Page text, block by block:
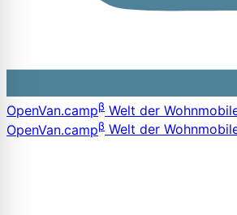
OpenVan.campβ Welt der
OpenVan.campβ Welt der